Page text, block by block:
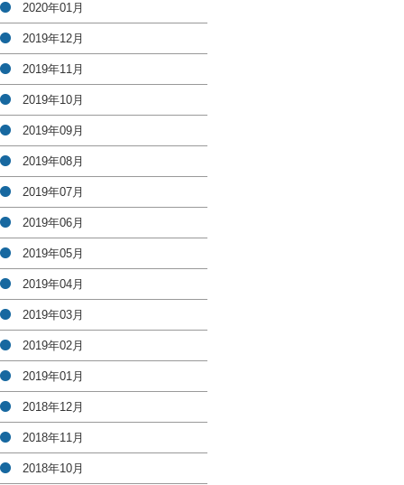
2020年01月
2019年12月
2019年11月
2019年10月
2019年09月
2019年08月
2019年07月
2019年06月
2019年05月
2019年04月
2019年03月
2019年02月
2019年01月
2018年12月
2018年11月
2018年10月